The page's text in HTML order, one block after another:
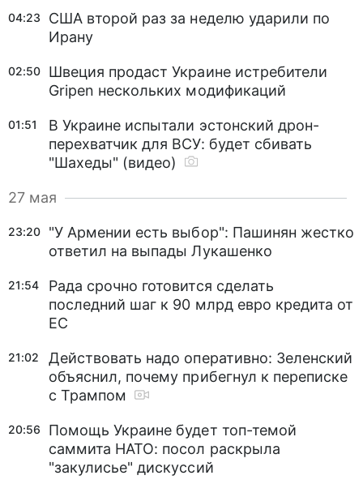
04:23
США второй раз за неделю ударили по
Ирану
02:50
Швеция продаст Украине истребители
Gripen нескольких модификаций
01:51
В Украине испытали эстонский дрон-
перехватчик для ВСУ: будет сбивать
"Шахеды" (видео)
27 мая
23:20
"У Армении есть выбор": Пашинян жестко
ответил на выпады Лукашенко
21:54
Рада срочно готовится сделать
последний шаг к 90 млрд евро кредита от
ЕС
21:02
Действовать надо оперативно: Зеленский
объяснил, почему прибегнул к переписке
с Трампом
20:56
Помощь Украине будет топ-темой
саммита НАТО: посол раскрыла
"закулисье" дискуссий